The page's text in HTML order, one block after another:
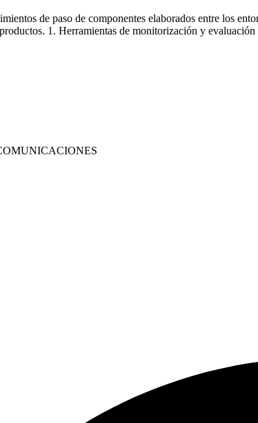
de paso de componentes elaborados entre los
1. Herramientas de monitorización y